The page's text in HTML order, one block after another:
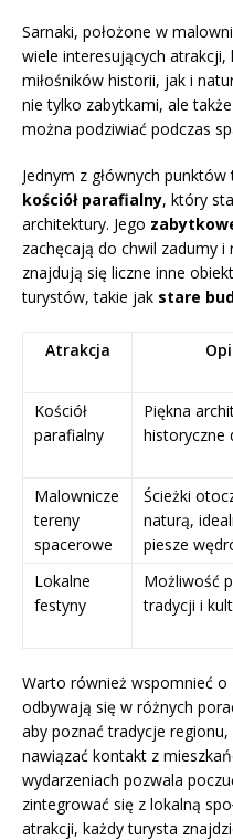
Sarnaki, położone w
wiele interesujących
miłośników historii, jak i
nie tylko zabytkami, ale
można podziwiać podczas
Jednym z głównych
kościół parafialny, który
architektury. Jego
zachęcają do chwil zadumy
znajdują się liczne inne
turystów, takie jak stare
Atrakcja
Kościół
parafialny
Piękna
historyczne
Malownicze
tereny
spacerowe
Ścieżki
naturą,
piesze
Lokalne
festyny
Możliwość
tradycji i
Warto również wspomnieć o
odbywają się w różnych
aby poznać tradycje
nawiązać kontakt z
wydarzeniach pozwala
zintegrować się z lokalną
atrakcji, każdy turysta